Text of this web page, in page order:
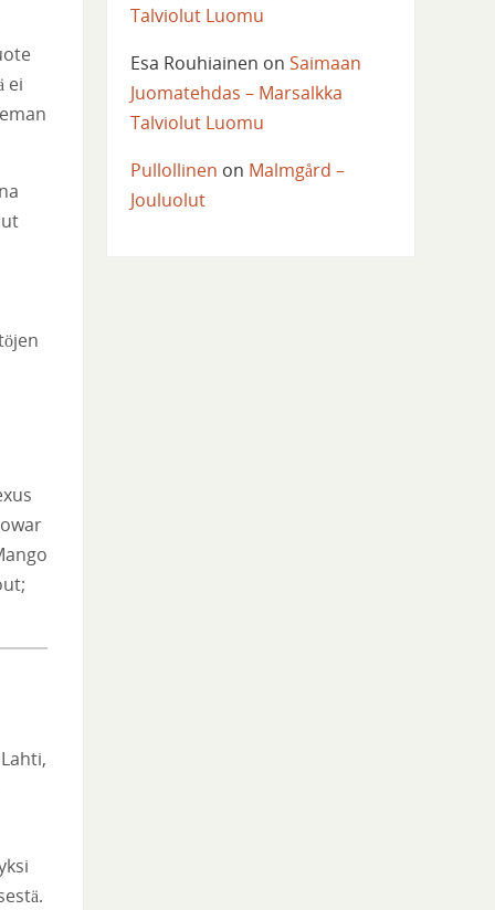
ei
Talviolut Luomu
Esa Rouhiainen on Saimaan
Juomatehdas – Marsalkka
Talviolut Luomu
Pullollinen on Malmgård –
Jouluolut